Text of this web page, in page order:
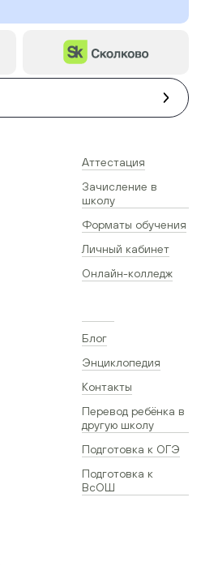
Аттестация
Зачисление в
школу
Форматы обучения
Личный кабинет
Онлайн-колледж
Блог
Энциклопедия
Контакты
Перевод ребёнка в
другую школу
Подготовка к ОГЭ
Подготовка к
ВсОШ